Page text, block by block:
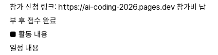
참가 신청 링크: https://ai-coding-2026.pages.dev 참가비 납
부 후 접수 완료
■ 활동 내용
일정 내용